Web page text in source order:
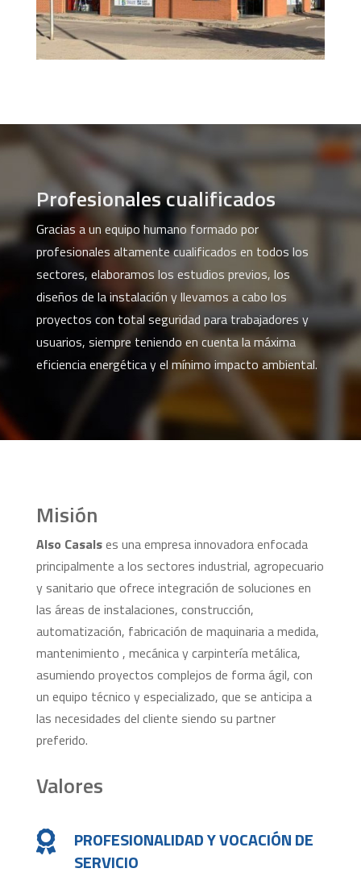
Profesionales cualificados
Gracias a un equipo humano formado por
profesionales altamente cualificados en todos los
sectores, elaboramos los estudios previos, los
diseños de la instalación y llevamos a cabo los
proyectos con total seguridad para trabajadores y
usuarios, siempre teniendo en cuenta la máxima
eficiencia energética y el mínimo impacto ambiental.
Misión
Also Casalses una empresa innovadora enfocada
principalmente a los sectores industrial, agropecuario
y sanitario que ofrece integración de soluciones en
las áreas de instalaciones, construcción,
automatización, fabricación de maquinaria a medida,
mantenimiento , mecánica y carpintería metálica,
asumiendo proyectos complejos de forma ágil, con
un equipo técnico y especializado, que se anticipa a
las necesidades del cliente siendo su partner
preferido.
Valores

PROFESIONALIDAD Y VOCACIÓN DE
SERVICIO